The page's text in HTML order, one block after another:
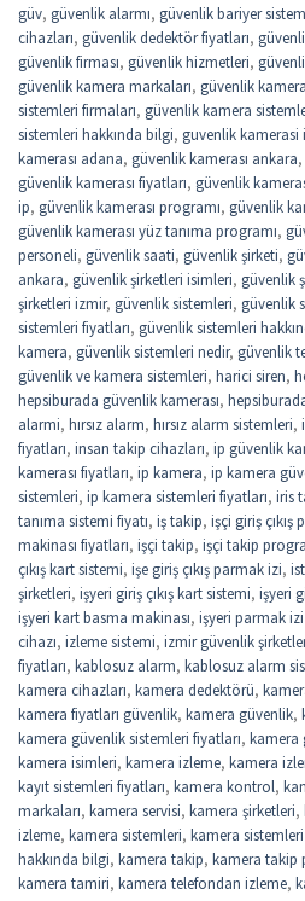
güv, güvenlik alarmı, güvenlik bariyer
cihazları, güvenlik dedektör fiyatları,
güvenlik firması, güvenlik hizmetleri,
güvenlik kamera markaları, güvenlik
sistemleri firmaları, güvenlik kamera
sistemleri hakkında bilgi, guvenlik kamerasi
kamerası adana, güvenlik kamerası ankara,
güvenlik kamerası fiyatları, güvenlik
ip, güvenlik kamerası programı, güvenlik
güvenlik kamerası yüz tanıma programı,
personeli, güvenlik saati, güvenlik şirketi,
ankara, güvenlik şirketleri isimleri, güvenlik
şirketleri izmir, güvenlik sistemleri, güvenlik
sistemleri fiyatları, güvenlik sistemleri
kamera, güvenlik sistemleri nedir, güvenlik
güvenlik ve kamera sistemleri, harici siren,
hepsiburada güvenlik kamerası,
alarmi, hırsız alarm, hırsız alarm sistemleri,
fiyatları, insan takip cihazları, ip güvenlik
kamerası fiyatları, ip kamera, ip kamera
sistemleri, ip kamera sistemleri fiyatları, iris
tanıma sistemi fiyatı, iş takip, işçi giriş çıkış
makinası fiyatları, işçi takip, işçi takip
çıkış kart sistemi, işe giriş çıkış parmak izi,
şirketleri, işyeri giriş çıkış kart sistemi, işyeri
işyeri kart basma makinası, işyeri parmak
cihazı, izleme sistemi, izmir güvenlik
fiyatları, kablosuz alarm, kablosuz alarm
kamera cihazları, kamera dedektörü,
kamera fiyatları güvenlik, kamera güvenlik,
kamera güvenlik sistemleri fiyatları, kamera
kamera isimleri, kamera izleme, kamera
kayıt sistemleri fiyatları, kamera kontrol,
markaları, kamera servisi, kamera şirketleri,
izleme, kamera sistemleri, kamera
hakkında bilgi, kamera takip, kamera takip
kamera tamiri, kamera telefondan izleme,